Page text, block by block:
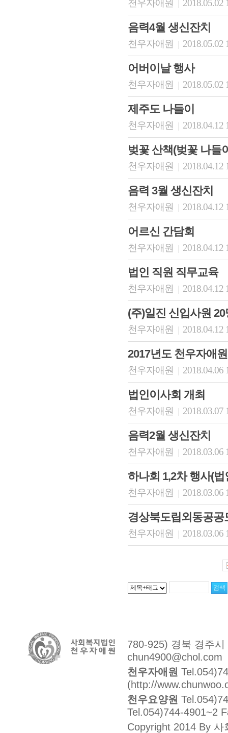
천우자애원 2018.05.02
음력4월 생신잔치
천우자애원 2018.05.02
어버이날 행사
천우자애원 2018.05.02
제주도 나들이
천우자애원 2018.04.12
벚꽃 산책(벚꽃 나들
천우자애원 2018.04.12
음력 3월 생신잔치
천우자애원 2018.04.12
어르신 간담회
천우자애원 2018.04.12
법인 직원 직무교육
천우자애원 2018.04.12
(주)일진 신입사원
천우자애원 2018.04.12
2017년도 천우자애
천우자애원 2018.04.06
법인이사회 개최
천우자애원 2018.03.07
음력2월 생신잔치
천우자애원 2018.03.06
하나회 1,2차 행사(
천우자애원 2018.03.06
경상북도립외동공공
천우자애원 2018.03.06
780-925) 경북 경주
chun4900@chol.com
천우자애원
(http://
천우요양원
Tel.054)744-4901~2
Copyright 2014 By